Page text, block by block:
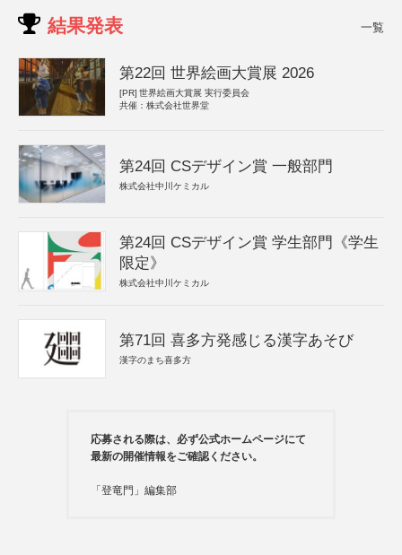
結果発表 一覧
第22回 世界絵画大賞展 2026
[PR] 世界絵画大賞展 実行委員会
共催：株式会社世界堂
第24回 CSデザイン賞 一般部門
株式会社中川ケミカル
第24回 CSデザイン賞 学生部門《学生
限定》
株式会社中川ケミカル
第71回 喜多方発感じる漢字あそび
漢字のまち喜多方
応募される際は、必ず公式ホームページにて
最新の開催情報をご確認ください。
「登竜門」編集部